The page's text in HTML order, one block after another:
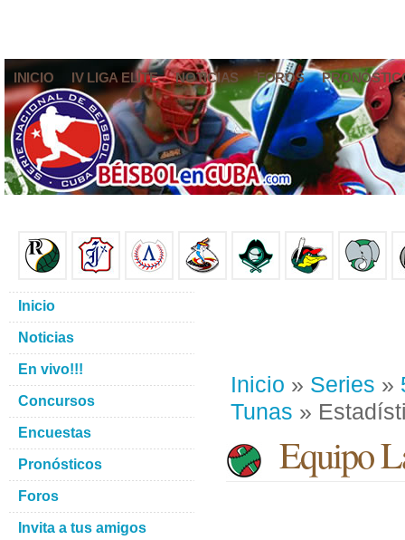
INICIO IV LIGA ELITE NOTICIAS FOROS
Inicio » Series »
Tunas »
Equipo
Inicio
Noticias
En vivo!!!
Concursos
Encuestas
Pronósticos
Foros
Invita a tus amigos